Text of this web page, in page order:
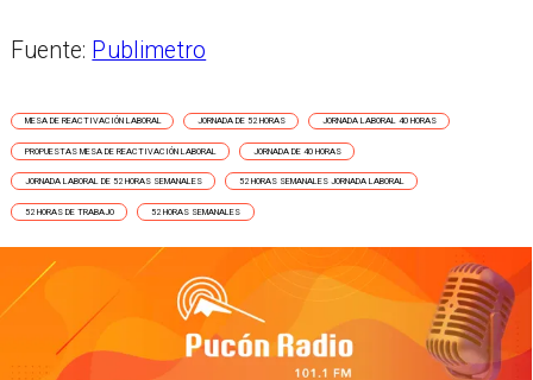
Fuente: Publimetro
MESA DE REACTIVACIÓN LABORAL JORNADA DE 52 HORAS JORNADA LABORAL 40 HORAS
PROPUESTAS MESA DE REACTIVACIÓN LABORAL JORNADA DE 40 HORAS
JORNADA LABORAL DE 52 HORAS SEMANALES 52 HORAS SEMANALES JORNADA LABORAL
52 HORAS DE TRABAJO 52 HORAS SEMANALES